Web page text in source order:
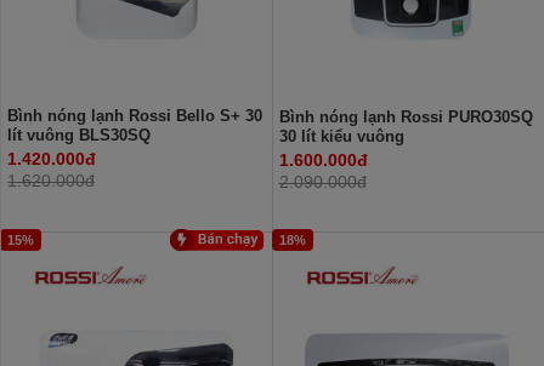
Bình nóng lạnh Rossi Bello S+ 30
lít vuông BLS30SQ
1.420.000đ
1.620.000đ
Bình nóng lạnh Rossi PURO30SQ
30 lít kiểu vuông
1.600.000đ
2.090.000đ
15% 18%